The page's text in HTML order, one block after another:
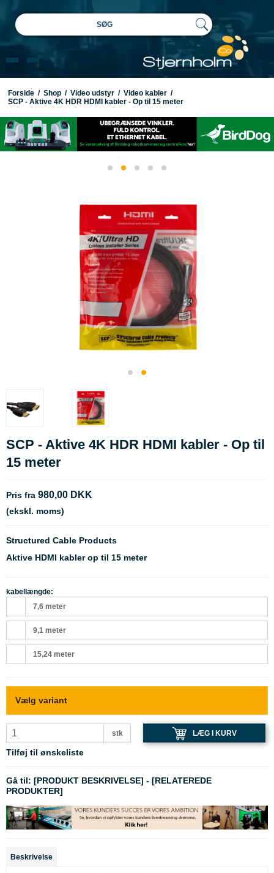
SØG
Forside / Shop / Video udstyr / Video kabler /
SCP - Aktive 4K HDR HDMI kabler - Op til 15 meter
SCP - Aktive 4K HDR HDMI kabler - Op til
15 meter
Pris fra 980,00 DKK
(ekskl. moms)
Structured Cable Products
Aktive HDMI kabler op til 15 meter
kabellængde:
7,6 meter
9,1 meter
15,24 meter
Vælg variant
stk LÆG I KURV
Tilføj til ønskeliste
Gå til: [PRODUKT BESKRIVELSE] - [RELATEREDE
PRODUKTER]
Beskrivelse